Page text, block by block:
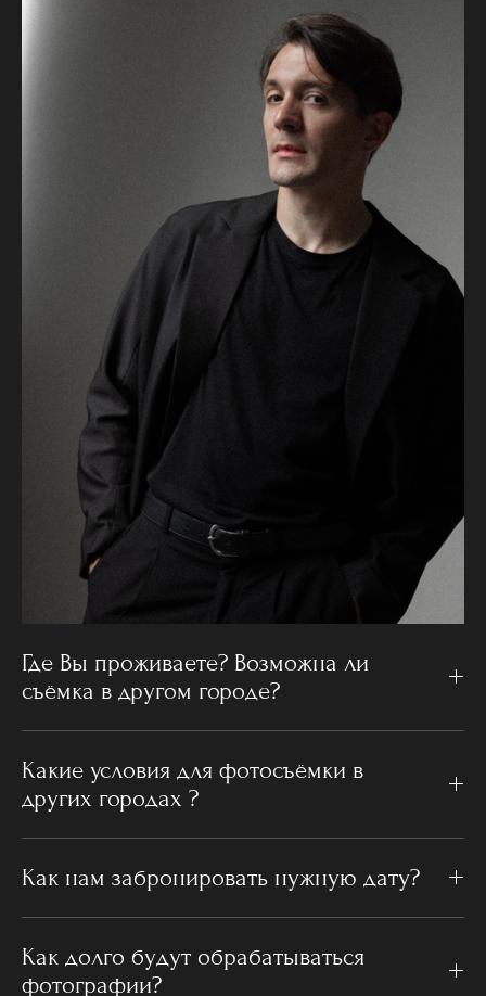
Где Вы проживаете? Возможна ли
съёмка в другом городе?
Какие условия для фотосъёмки в
других городах ?
Как нам забронировать нужную дату?
Как долго будут обрабатываться
фотографии?